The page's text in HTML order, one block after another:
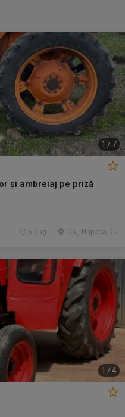
1 / 7
și ambreiaj pe priză
Cluj-Napoca, CJ
6 aug.
1 /4